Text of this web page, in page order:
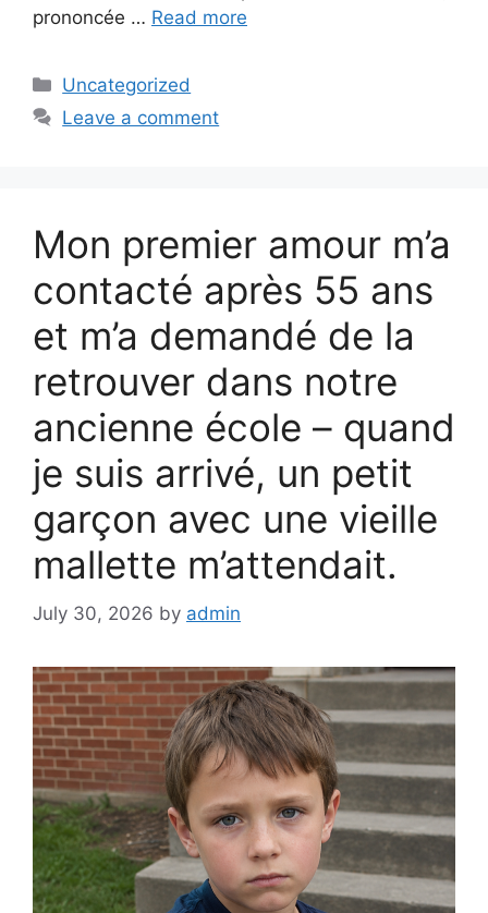
prononcée … Read more
Categories
Uncategorized
Leave a comment
Mon premier amour m’a
contacté après 55 ans
et m’a demandé de la
retrouver dans notre
ancienne école – quand
je suis arrivé, un petit
garçon avec une vieille
mallette m’attendait.
July 30, 2026 by admin